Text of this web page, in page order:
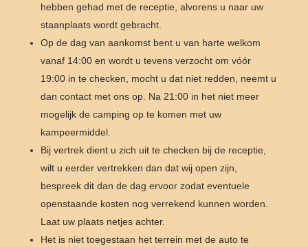
hebben gehad met de receptie, alvorens u naar uw
staanplaats wordt gebracht.
Op de dag van aankomst bent u van harte welkom
vanaf 14:00 en wordt u tevens verzocht om vóór
19:00 in te checken, mocht u dat niet redden, neemt u
dan contact met ons op. Na 21:00 in het niet meer
mogelijk de camping op te komen met uw
kampeermiddel.
Bij vertrek dient u zich uit te checken bij de receptie,
wilt u eerder vertrekken dan dat wij open zijn,
bespreek dit dan de dag ervoor zodat eventuele
openstaande kosten nog verrekend kunnen worden.
Laat uw plaats netjes achter.
Het is niet toegestaan het terrein met de auto te